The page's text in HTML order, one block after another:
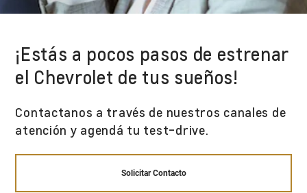
¡Estás a pocos pasos de estrenar
el Chevrolet de tus sueños!
Contactanos a través de nuestros canales de
atención y agendá tu test-drive.
Solicitar Contacto